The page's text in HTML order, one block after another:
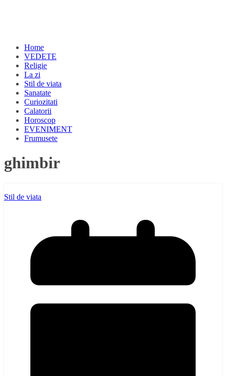
Home
VEDETE
Religie
La zi
Stil de viata
Sanatate
Curiozitati
Calatorii
Horoscop
EVENIMENT
Frumusete
ghimbir
Stil de viata